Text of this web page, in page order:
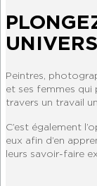
UNIVERS
Peintres,
et ses femmes qui
travers un travail
C’est également
eux afin d’en
leurs savoir-faire